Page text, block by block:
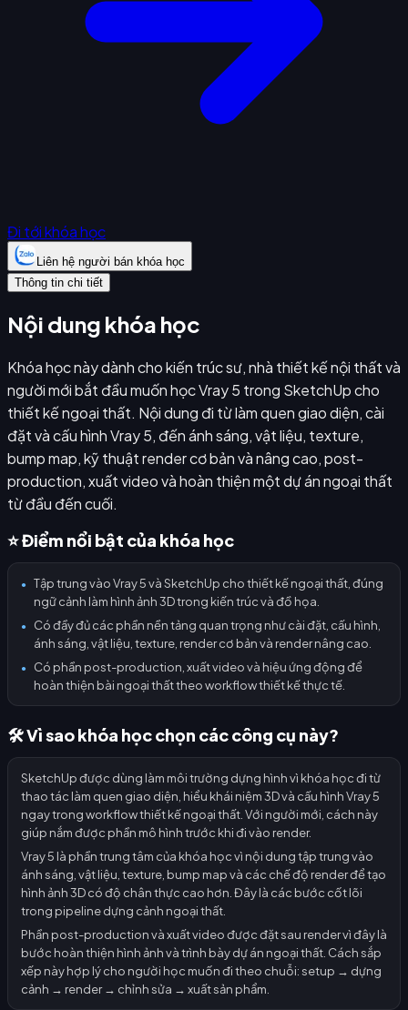
Đi tới khóa học
Liên hệ người bán khóa học
Thông tin chi tiết
Nội dung khóa học
Khóa học này dành cho kiến trúc sư, nhà thiết kế nội thất và
người mới bắt đầu muốn học Vray 5 trong SketchUp cho
thiết kế ngoại thất. Nội dung đi từ làm quen giao diện, cài
đặt và cấu hình Vray 5, đến ánh sáng, vật liệu, texture,
bump map, kỹ thuật render cơ bản và nâng cao, post-
production, xuất video và hoàn thiện một dự án ngoại thất
từ đầu đến cuối.
⭐ Điểm nổi bật của khóa học
●
Tập trung vào Vray 5 và SketchUp cho thiết kế ngoại thất, đúng
ngữ cảnh làm hình ảnh 3D trong kiến trúc và đồ họa.
●
Có đầy đủ các phần nền tảng quan trọng như cài đặt, cấu hình,
ánh sáng, vật liệu, texture, render cơ bản và render nâng cao.
●
Có phần post-production, xuất video và hiệu ứng động để
hoàn thiện bài ngoại thất theo workflow thiết kế thực tế.
🛠️ Vì sao khóa học chọn các công cụ này?
SketchUp được dùng làm môi trường dựng hình vì khóa học đi từ
thao tác làm quen giao diện, hiểu khái niệm 3D và cấu hình Vray 5
ngay trong workflow thiết kế ngoại thất. Với người mới, cách này
giúp nắm được phần mô hình trước khi đi vào render.
Vray 5 là phần trung tâm của khóa học vì nội dung tập trung vào
ánh sáng, vật liệu, texture, bump map và các chế độ render để tạo
hình ảnh 3D có độ chân thực cao hơn. Đây là các bước cốt lõi
trong pipeline dựng cảnh ngoại thất.
Phần post-production và xuất video được đặt sau render vì đây là
bước hoàn thiện hình ảnh và trình bày dự án ngoại thất. Cách sắp
xếp này hợp lý cho người học muốn đi theo chuỗi: setup → dựng
cảnh → render → chỉnh sửa → xuất sản phẩm.